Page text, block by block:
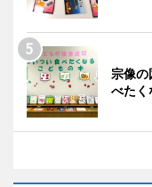
宗像
べたく